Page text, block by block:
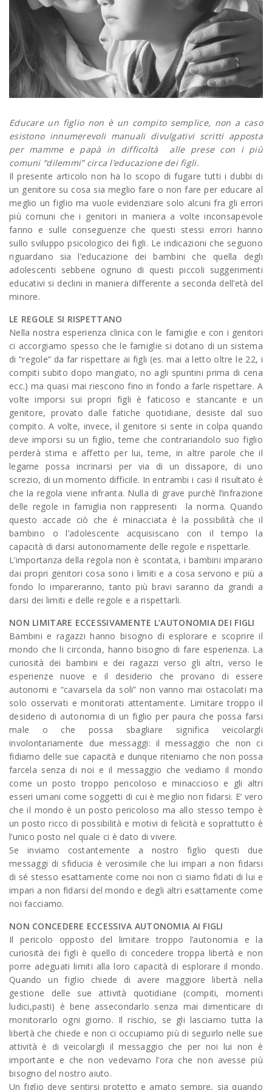
Educare un figlio non è un compito semplice, non a caso
esistono innumerevoli manuali divulgativi scritti apposta
per mamme e papà in difficoltà alle prese con i più
comuni “dilemmi” circa l’educazione dei figli.
Il presente articolo non ha lo scopo di fugare tutti i dubbi di
un genitore su cosa sia meglio fare o non fare per educare al
meglio un figlio ma vuole evidenziare solo alcuni fra gli errori
più comuni che i genitori in maniera a volte inconsapevole
fanno e sulle conseguenze che questi stessi errori hanno
sullo sviluppo psicologico dei figli. Le indicazioni che seguono
riguardano sia l’educazione dei bambini che quella degli
adolescenti sebbene ognuno di questi piccoli suggerimenti
educativi si declini in maniera differente a seconda dell’età del
minore.
LE REGOLE SI RISPETTANO
Nella nostra esperienza clinica con le famiglie e con i genitori
ci accorgiamo spesso che le famiglie si dotano di un sistema
di “regole” da far rispettare ai figli (es. mai a letto oltre le 22, i
compiti subito dopo mangiato, no agli spuntini prima di cena
ecc.) ma quasi mai riescono fino in fondo a farle rispettare. A
volte imporsi sui propri figli è faticoso e stancante e un
genitore, provato dalle fatiche quotidiane, desiste dal suo
compito. A volte, invece, il genitore si sente in colpa quando
deve imporsi su un figlio, teme che contrariandolo suo figlio
perderà stima e affetto per lui, teme, in altre parole che il
legame possa incrinarsi per via di un dissapore, di uno
screzio, di un momento difficile. In entrambi i casi il risultato è
che la regola viene infranta. Nulla di grave purchè l’infrazione
delle regole in famiglia non rappresenti la norma. Quando
questo accade ciò che è minacciata è la possibilità che il
bambino o l’adolescente acquisiscano con il tempo la
capacità di darsi autonomamente delle regole e rispettarle.
L’importanza della regola non è scontata, i bambini imparano
dai propri genitori cosa sono i limiti e a cosa servono e più a
fondo lo impareranno, tanto più bravi saranno da grandi a
darsi dei limiti e delle regole e a rispettarli.
NON LIMITARE ECCESSIVAMENTE L’AUTONOMIA DEI FIGLI
Bambini e ragazzi hanno bisogno di esplorare e scoprire il
mondo che li circonda, hanno bisogno di fare esperienza. La
curiosità dei bambini e dei ragazzi verso gli altri, verso le
esperienze nuove e il desiderio che provano di essere
autonomi e “cavarsela da soli” non vanno mai ostacolati ma
solo osservati e monitorati attentamente. Limitare troppo il
desiderio di autonomia di un figlio per paura che possa farsi
male o che possa sbagliare significa veicolargli
involontariamente due messaggi: il messaggio che non ci
fidiamo delle sue capacità e dunque riteniamo che non possa
farcela senza di noi e il messaggio che vediamo il mondo
come un posto troppo pericoloso e minaccioso e gli altri
esseri umani come soggetti di cui è meglio non fidarsi. E’ vero
che il mondo è un posto pericoloso ma allo stesso tempo è
un posto ricco di possibilità e motivi di felicità e soprattutto è
l’unico posto nel quale ci è dato di vivere.
Se inviamo costantemente a nostro figlio questi due
messaggi di sfiducia è verosimile che lui impari a non fidarsi
di sé stesso esattamente come noi non ci siamo fidati di lui e
impari a non fidarsi del mondo e degli altri esattamente come
noi facciamo.
NON CONCEDERE ECCESSIVA AUTONOMIA AI FIGLI
Il pericolo opposto del limitare troppo l’autonomia e la
curiosità dei figli è quello di concedere troppa libertà e non
porre adeguati limiti alla loro capacità di esplorare il mondo.
Quando un figlio chiede di avere maggiore libertà nella
gestione delle sue attività quotidiane (compiti, momenti
ludici,pasti) è bene assecondarlo senza mai dimenticare di
monitorarlo ogni giorno. Il rischio, se gli lasciamo tutta la
libertà che chiede e non ci occupiamo più di seguirlo nelle sue
attività è di veicolargli il messaggio che per noi lui non è
importante e che non vedevamo l’ora che non avesse più
bisogno del nostro aiuto.
Un figlio deve sentirsi protetto e amato sempre, sia quando